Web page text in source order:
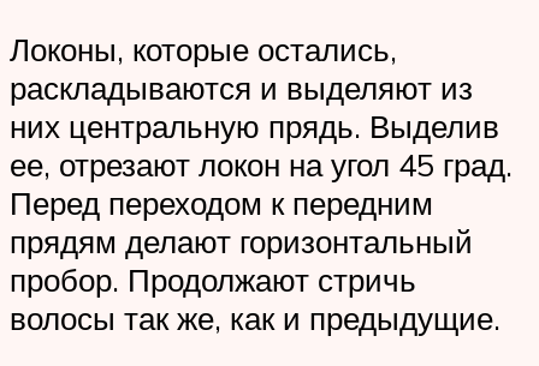
Локоны, которые остались,
раскладываются и выделяют из
них центральную прядь. Выделив
ее, отрезают локон на угол 45 град.
Перед переходом к передним
прядям делают горизонтальный
пробор. Продолжают стричь
волосы так же, как и предыдущие.